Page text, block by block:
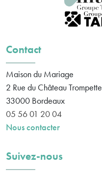
Contact
Maison du Mariage
2 Rue du Château Trompette
33000 Bordeaux
05 56 01 20 04
Nous contacter
Suivez-nous